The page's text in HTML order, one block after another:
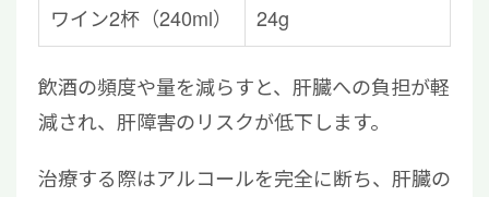
ワイン2杯（240ml） 24g
飲酒の頻度や量を減らすと、肝臓への負担が軽
減され、肝障害のリスクが低下します。
治療する際はアルコールを完全に断ち、肝臓の